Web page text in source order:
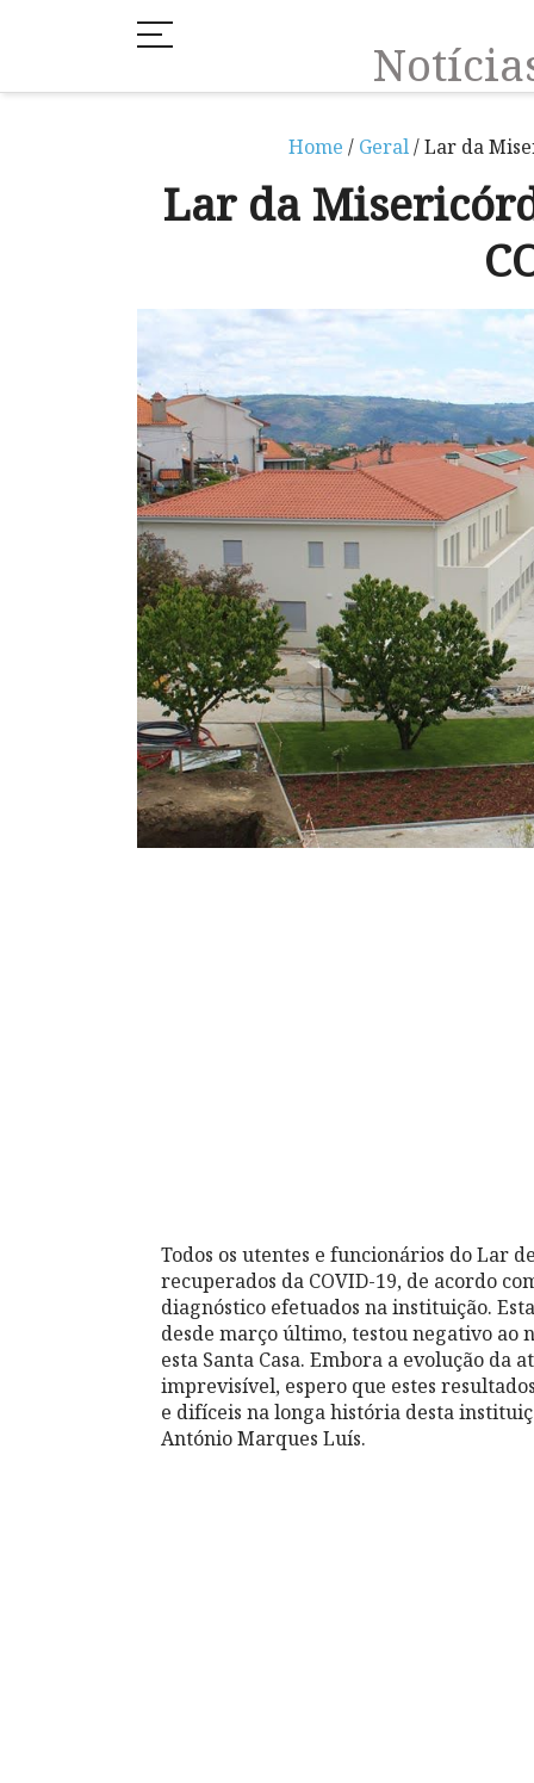
Home / Geral/ Lar da
Lar da
Todos os utentes e funcionários do Lar
recuperados da COVID-19, de acordo
diagnóstico efetuados na instituição.
desde março último, testou negativo ao
esta Santa Casa. Embora a evolução da
imprevisível, espero que estes
e difíceis na longa história desta
António Marques Luís.